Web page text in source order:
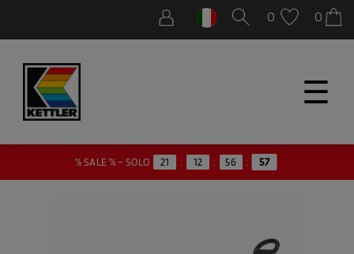
0 0
☰
% SALE % – SOLO 21 : 12 : 56 : 57